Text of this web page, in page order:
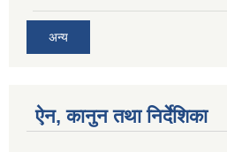
अन्य
ऐन, कानुन तथा निर्देशिका